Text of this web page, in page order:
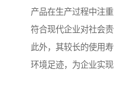
产品在生产过程中注
符合现代企业对社会责
此外，其较长的使用
环境足迹，为企业实